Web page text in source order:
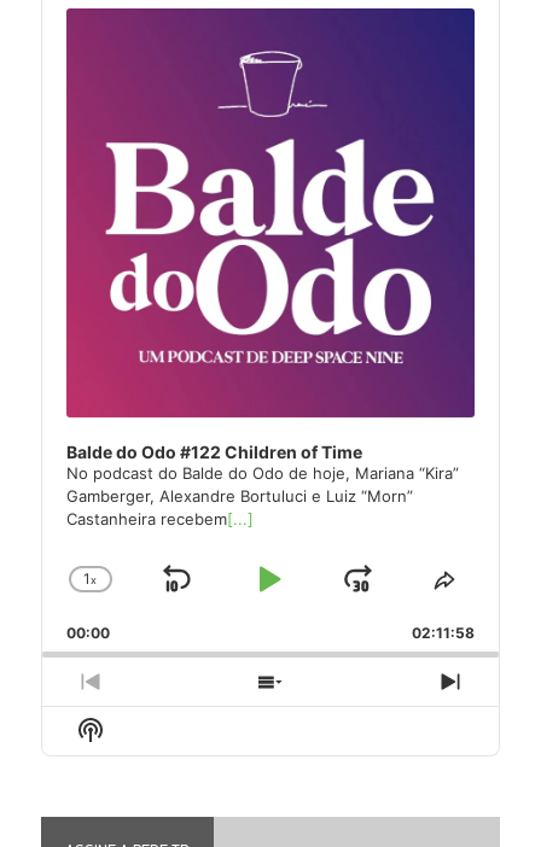
Player
Balde do Odo #122 Children of Time
No podcast do Balde do Odo de hoje, Mariana “Kira”
Gamberger, Alexandre Bortuluci e Luiz “Morn”
Castanheira recebem[...]
Change
Rate
1x
Skip
Play
Jump
Forward
Share
Episode
00:00 02:11:58
Previous
Episode
Show
Episodes
Next
Episode
Show
Podcast